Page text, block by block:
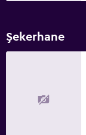
Şekerhane